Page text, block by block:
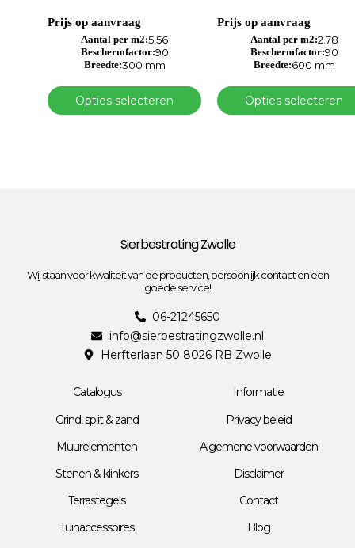
Prijs op aanvraag
Aantal per m2:5.56
Beschermfactor:90
Breedte:300 mm
Opties selecteren
Prijs op aanvraag
Aantal per m2:2.78
Beschermfactor:90
Breedte:600 mm
Opties selecteren
Sierbestrating Zwolle
Wij staan voor kwaliteit van de producten, persoonlijk contact en een
goede service!
06-21245650
info@sierbestratingzwolle.nl
Herfterlaan 50 8026 RB Zwolle
Catalogus
Grind, split & zand
Muurelementen
Stenen & klinkers
Terrastegels
Tuinaccessoires
Informatie
Privacy beleid
Algemene voorwaarden
Disclaimer
Contact
Blog